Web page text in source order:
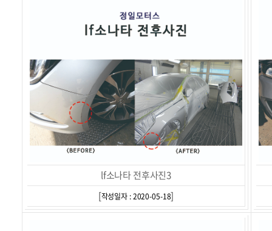
lf소나타 전후사진3
[작성일자 : 2020-05-18]